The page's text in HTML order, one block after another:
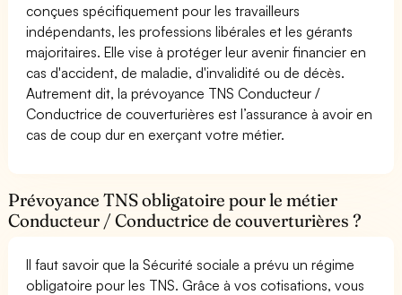
conçues spécifiquement pour les travailleurs
indépendants, les professions libérales et les gérants
majoritaires. Elle vise à protéger leur avenir financier en
cas d'accident, de maladie, d'invalidité ou de décès.
Autrement dit, la prévoyance TNS Conducteur /
Conductrice de couverturières est l’assurance à avoir en
cas de coup dur en exerçant votre métier.
Prévoyance TNS obligatoire pour le métier
Conducteur / Conductrice de couverturières ?
Il faut savoir que la Sécurité sociale a prévu un régime
obligatoire pour les TNS. Grâce à vos cotisations, vous